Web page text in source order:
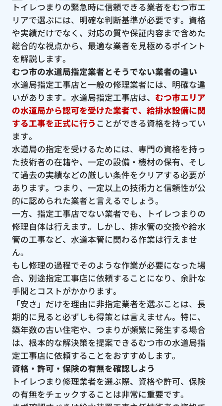
トイレつまりの緊急時に信頼できる業者をむつ市エ
リアで選ぶには、明確な判断基準が必要です。資格
や実績だけでなく、対応の質や保証内容まで含めた
総合的な視点から、最適な業者を見極めるポイント
を解説します。
むつ市の水道局指定業者とそうでない業者の違い
水道局指定工事店と一般の修理業者には、明確な違
いがあります。水道局指定工事店は、 むつ市エリア
の水道局から認可を受けた業者で、給排水設備に関
する工事を正式に行う ことができる資格を持ってい
ます。
水道局の指定を受けるためには、専門の資格を持っ
た技術者の在籍や、一定の設備・機材の保有、そし
て過去の実績などの厳しい条件をクリアする必要が
あります。つまり、一定以上の技術力と信頼性が公
的に認められた業者と言えるでしょう。
一方、指定工事店でない業者でも、トイレつまりの
修理自体は行えます。しかし、排水管の交換や給水
管の工事など、水道本管に関わる作業は行えませ
ん。
もし修理の過程でそのような作業が必要になった場
合、別途指定工事店に依頼することになり、余計な
手間とコストがかかります。
「安さ」だけを理由に非指定業者を選ぶことは、長
期的に見ると必ずしも得策とは言えません。特に、
築年数の古い住宅や、つまりが頻繁に発生する場合
は、根本的な解決策を提案できるむつ市の水道局指
定工事店に依頼することをおすすめします。
資格・許可・保険の有無を確認しよう
トイレつまり修理業者を選ぶ際、資格や許可、保険
の有無をチェックすることは非常に重要です。